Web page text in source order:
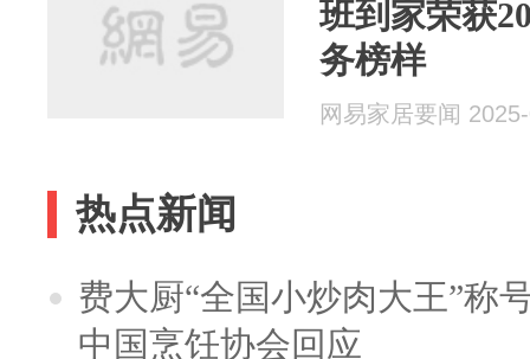
班到家荣获
务榜样
网易家居要闻
热点新闻
费大厨“全国小炒肉大王”称
中国烹饪协会回应